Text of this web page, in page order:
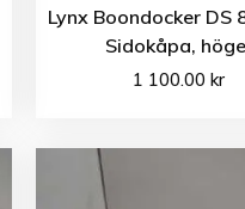
Lynx Boondocker DS
Sidokåpa,
1 100.00kr